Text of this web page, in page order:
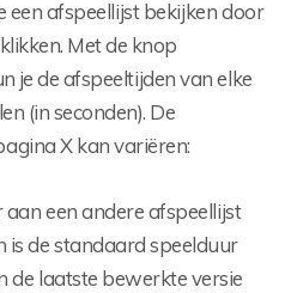
een afspeellijst bekijken door
Met de knop
je de afspeeltijden van elke
(in seconden). De
X kan variëren:
aan een andere afspeellijst
is de standaard speelduur
de laatste bewerkte versie